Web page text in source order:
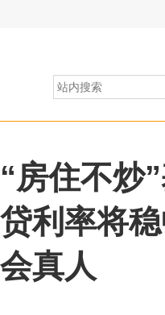
“房住不炒
贷利率将
会真人